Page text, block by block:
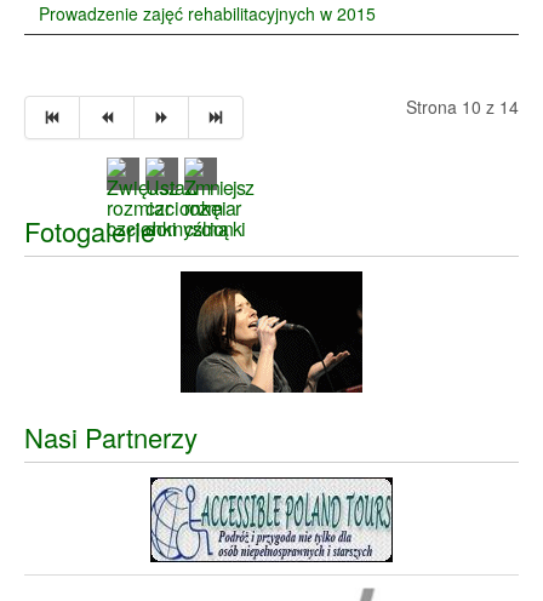
Prowadzenie zajęć rehabilitacyjnych w 2015
Strona 10 z 14
Fotogalerie
Nasi Partnerzy